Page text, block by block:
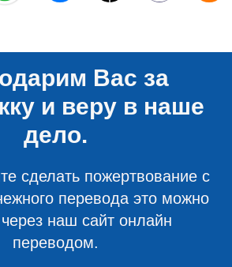
Вас за
и веру в наше
дело.
сделать пожертвование с
перевода это можно
наш сайт онлайн
переводом.